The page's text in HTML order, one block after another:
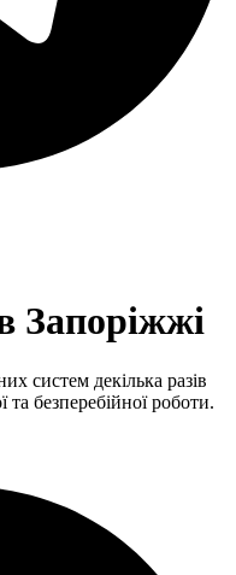
Запоріжжі
систем декілька разів
та безперебійної роботи.